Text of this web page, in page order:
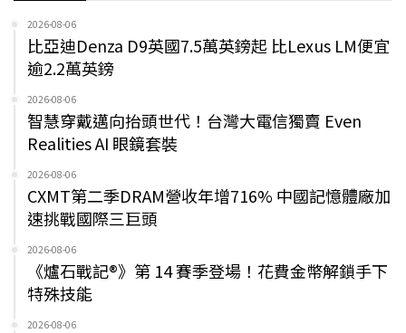
2026-08-06
比亞迪Denza D9英國7.5萬英鎊起 比Lexus LM便宜
逾2.2萬英鎊
2026-08-06
智慧穿戴邁向抬頭世代！台灣大電信獨賣 Even
Realities AI 眼鏡套裝
2026-08-06
CXMT第二季DRAM營收年增716% 中國記憶體廠加
速挑戰國際三巨頭
2026-08-06
《爐石戰記®》第 14 賽季登場！花費金幣解鎖手下
特殊技能
2026-08-06